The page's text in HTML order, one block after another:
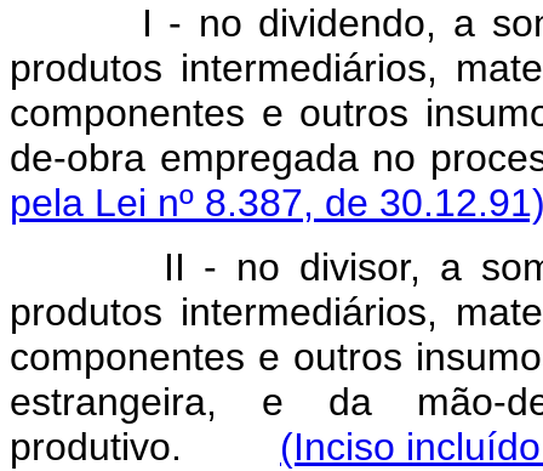
I - no dividendo, a
produtos intermediários,
componentes e outros
de-obra empregada no
pela Lei nº 8.387, de
II - no divisor, a
produtos intermediários,
componentes e outros
estrangeira, e da mão-
produtivo. (Inciso